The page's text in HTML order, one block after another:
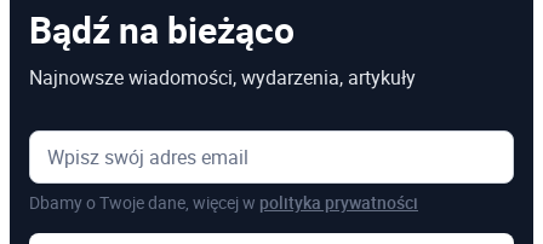
Bądź na bieżąco
Najnowsze wiadomości, wydarzenia, artykuły
Dbamy o Twoje dane, więcej w polityka prywatności